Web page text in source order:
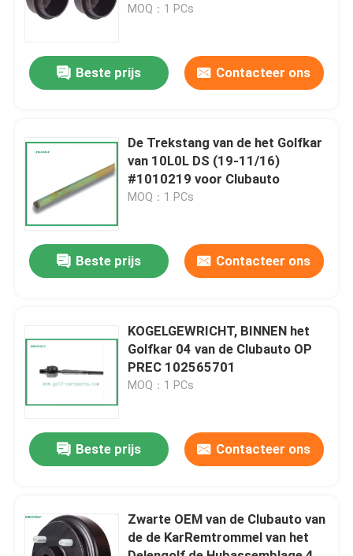
Producten
Ongeveer ons
Fabrieksreis
Contact de V.S.
De Zijspiegels van de golfkar
Het Dashboard van de golfkar
OMHOOGGAANDE de Autohub
MOQ：1 PCs
Beste prijs Contacteer ons
De Trekstang van de het Golfkar
van 10L0L DS (19-11/16)
#1010219 voor Clubauto
MOQ：1 PCs
Beste prijs Contacteer ons
KOGELGEWRICHT, BINNEN het
Golfkar 04 van de Clubauto OP
PREC 102565701
MOQ：1 PCs
Beste prijs Contacteer ons
Zwarte OEM van de Clubauto van
de de KarRemtrommel van het